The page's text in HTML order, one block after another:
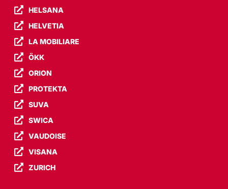
HELSANA
HELVETIA
LA MOBILIARE
ÖKK
ORION
PROTEKTA
SUVA
SWICA
VAUDOISE
VISANA
ZURICH